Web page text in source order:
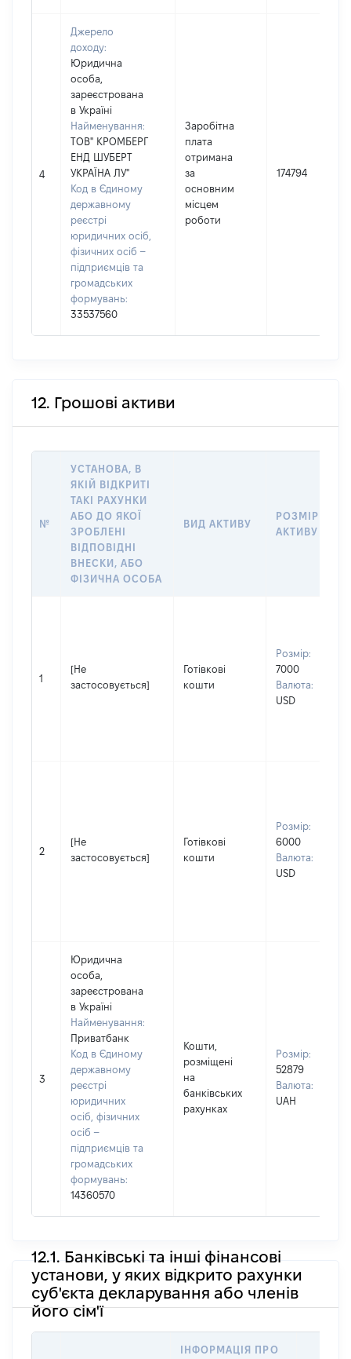
4
Джерело
доходу:
Юридична
особа,
зареєстрована
в Україні
Найменування:
ТОВ" КРОМБЕРГ
ЕНД ШУБЕРТ
УКРАЇНА ЛУ"
Код в Єдиному
державному
реєстрі
юридичних осіб,
фізичних осіб –
підприємців та
громадських
формувань:
33537560
Заробітна
плата
отримана
за
основним
місцем
роботи
174794
12. Грошові активи
№
УСТАНОВА, В
ЯКІЙ ВІДКРИТІ
ТАКІ РАХУНКИ
АБО ДО ЯКОЇ
ЗРОБЛЕНІ
ВІДПОВІДНІ
ВНЕСКИ, АБО
ФІЗИЧНА ОСОБА
ВИД АКТИВУ
РОЗМІР
АКТИВУ
1
[Не
застосовується]
Готівкові
кошти
Розмір:
7000
Валюта:
USD
2
[Не
застосовується]
Готівкові
кошти
Розмір:
6000
Валюта:
USD
3
Юридична
особа,
зареєстрована
в Україні
Найменування:
Приватбанк
Код в Єдиному
державному
реєстрі
юридичних
осіб, фізичних
осіб –
підприємців та
громадських
формувань:
14360570
Кошти,
розміщені
на
банківських
рахунках
Розмір:
52879
Валюта:
UAH
12.1. Банківські та інші фінансові
установи, у яких відкрито рахунки
суб'єкта декларування або членів
його сім'ї
ІНФОРМАЦІЯ ПРО